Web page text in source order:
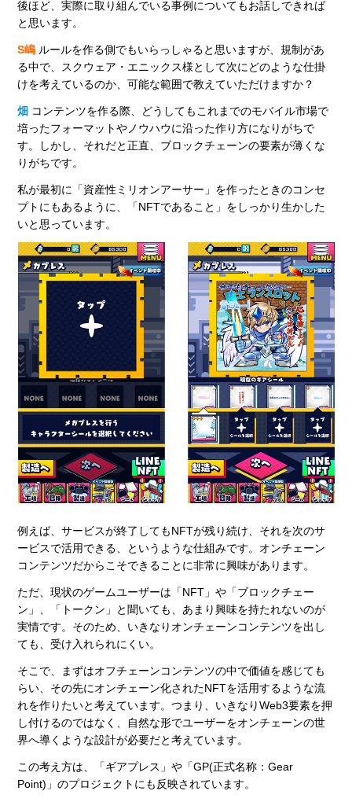
後ほど、実際に取り組んでいる事例についてもお話しできれば
と思います。
S嶋 ルールを作る側でもいらっしゃると思いますが、規制があ
る中で、スクウェア・エニックス様として次にどのような仕掛
けを考えているのか、可能な範囲で教えていただけますか？
畑 コンテンツを作る際、どうしてもこれまでのモバイル市場で
培ったフォーマットやノウハウに沿った作り方になりがちで
す。しかし、それだと正直、ブロックチェーンの要素が薄くな
りがちです。
私が最初に「資産性ミリオンアーサー」を作ったときのコンセ
プトにもあるように、「NFTであること」をしっかり生かした
いと思っています。
例えば、サービスが終了してもNFTが残り続け、それを次のサ
ービスで活用できる、というような仕組みです。オンチェーン
コンテンツだからこそできることに非常に興味があります。
ただ、現状のゲームユーザーは「NFT」や「ブロックチェー
ン」、「トークン」と聞いても、あまり興味を持たれないのが
実情です。そのため、いきなりオンチェーンコンテンツを出し
ても、受け入れられにくい。
そこで、まずはオフチェーンコンテンツの中で価値を感じても
らい、その先にオンチェーン化されたNFTを活用するような流
れを作りたいと考えています。つまり、いきなりWeb3要素を押
し付けるのではなく、自然な形でユーザーをオンチェーンの世
界へ導くような設計が必要だと考えています。
この考え方は、「ギアプレス」や「GP(正式名称：Gear
Point)」のプロジェクトにも反映されています。